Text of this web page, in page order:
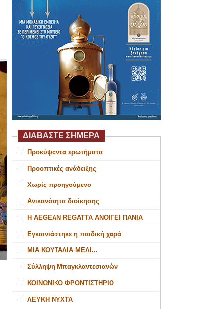
ΔΙΑΒΑΣΤΕ ΣΗΜΕΡΑ
Προκύψαντα ερωτήματα
Προοπτικές ανάδειξης
Χωρίς προηγούμενο
Ανικανότητα διοίκησης
Η AEGEAN REGATTA ΑΝΟΙΓΕΙ ΠΑΝΙΑ
Εγκαινιάστηκε η παιδική χαρά
ΜΙΑ ΚΟΥΤΑΛΙΑ ΜΕΛΙ...
Σύλληψη Μπαγκλαντεσιανών
ΚΟΙΝΩΝΙΚΟ ΦΡΟΝΤΙΣΤΗΡΙΟ
ΛΕΥΚΗ ΝΥΧΤΑ